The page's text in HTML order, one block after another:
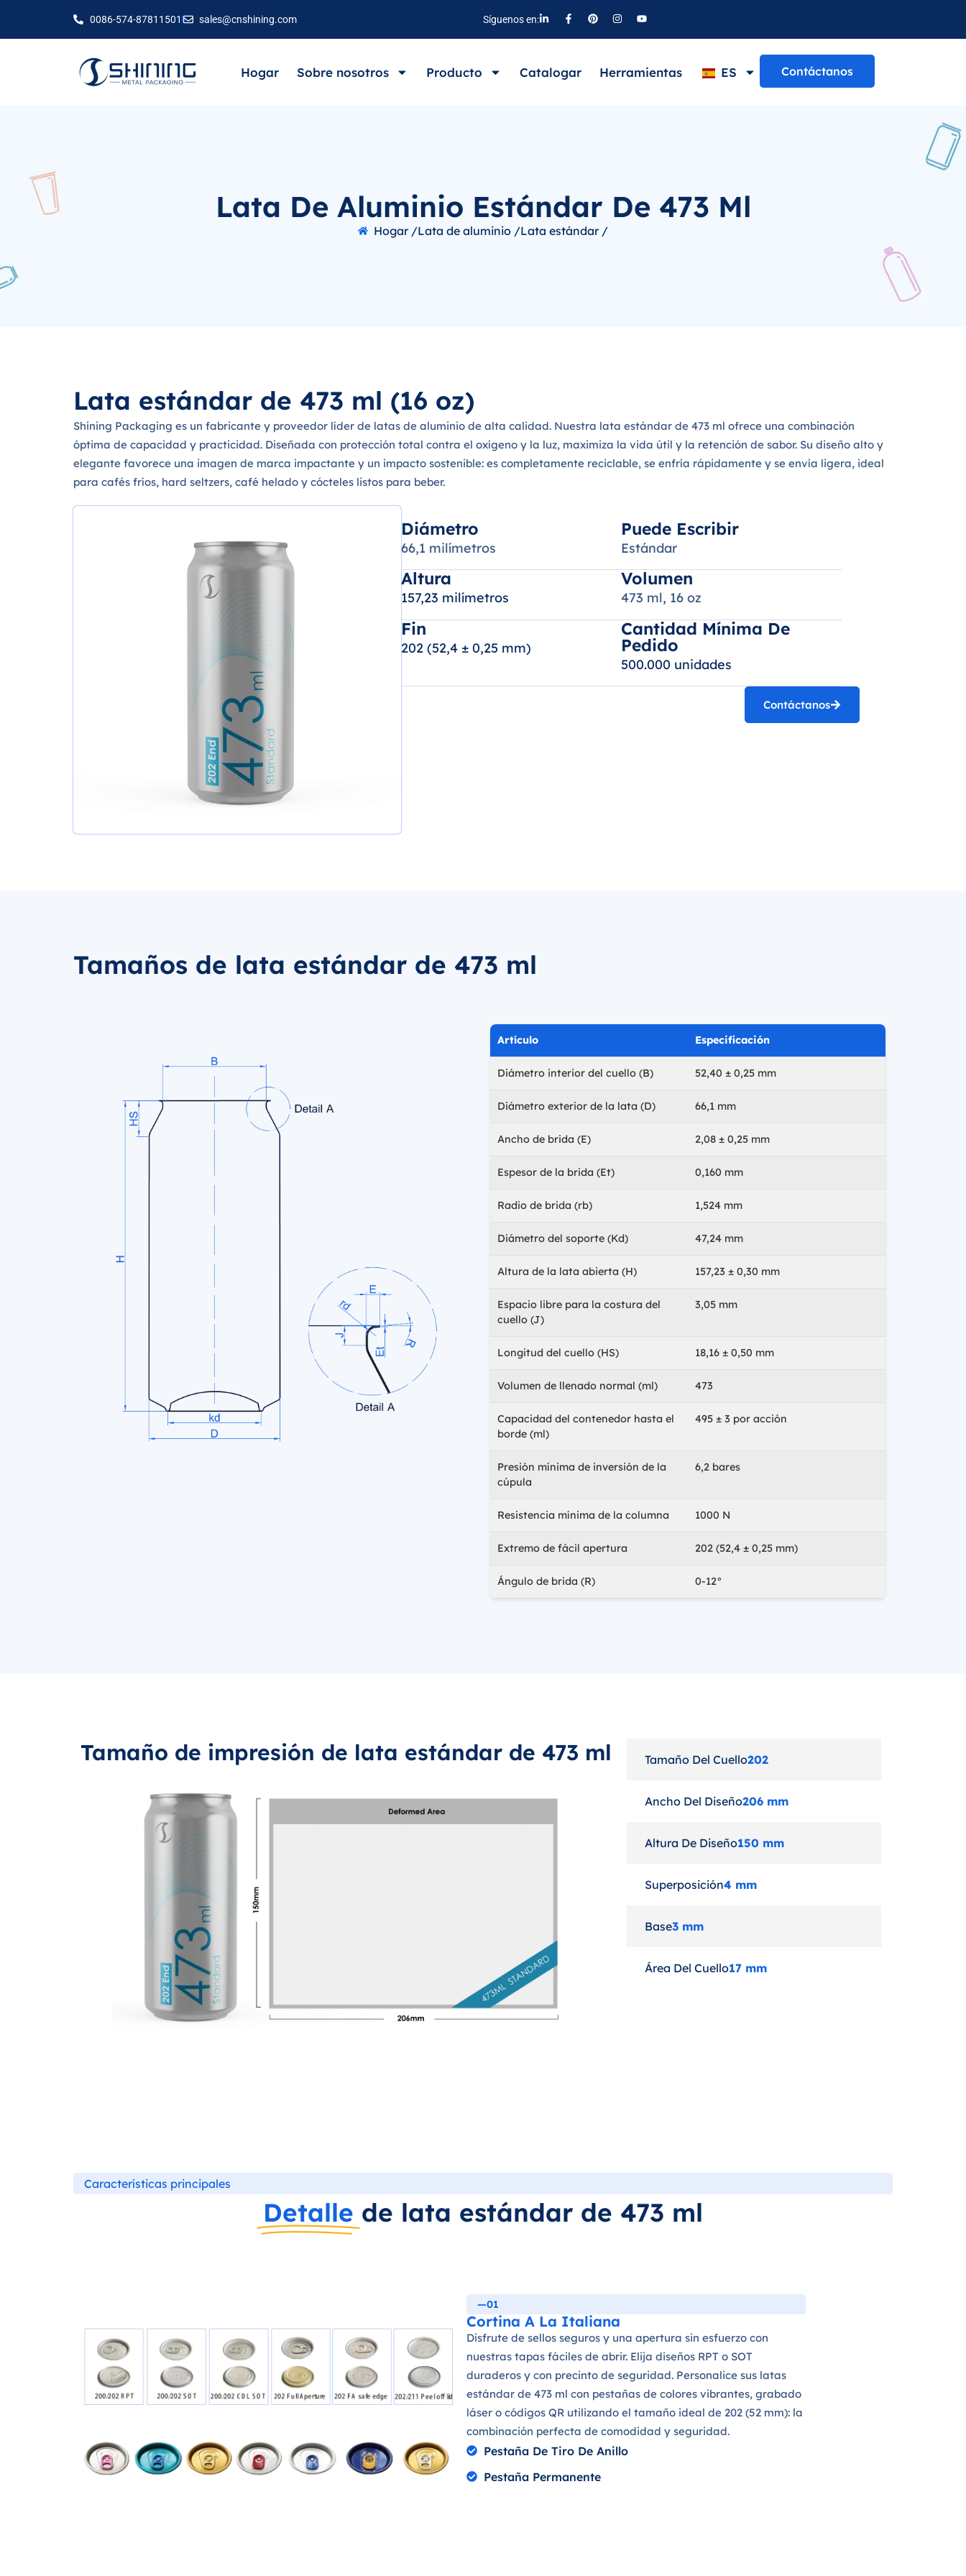
0086-574-87811501 sales@cnshining.com Síguenos en:
Hogar Sobre nosotros Producto Catalogar Herramientas ES Contáctanos
Lata De Aluminio Estándar De 473 Ml
Hogar /Lata de aluminio /Lata estándar /
Lata estándar de 473 ml (16 oz)
Shining Packaging es un fabricante y proveedor líder de latas de aluminio de alta calidad. Nuestra lata estándar de 473 ml ofrece una combinación
óptima de capacidad y practicidad. Diseñada con protección total contra el oxígeno y la luz, maximiza la vida útil y la retención de sabor. Su diseño alto y
elegante favorece una imagen de marca impactante y un impacto sostenible: es completamente reciclable, se enfría rápidamente y se envía ligera, ideal
para cafés fríos, hard seltzers, café helado y cócteles listos para beber.
Diámetro
66,1 milímetros
Puede Escribir
Estándar
Altura
157,23 milímetros
Volumen
473 ml, 16 oz
Fin
202 (52,4 ± 0,25 mm)
Cantidad Mínima De
Pedido
500.000 unidades
Contáctanos
Tamaños de lata estándar de 473 ml
Artículo Especificación
Diámetro interior del cuello (B) 52,40 ± 0,25 mm
Diámetro exterior de la lata (D) 66,1 mm
Ancho de brida (E) 2,08 ± 0,25 mm
Espesor de la brida (Et) 0,160 mm
Radio de brida (rb) 1,524 mm
Diámetro del soporte (Kd) 47,24 mm
Altura de la lata abierta (H) 157,23 ± 0,30 mm
Espacio libre para la costura del
cuello (J)
3,05 mm
Longitud del cuello (HS) 18,16 ± 0,50 mm
Volumen de llenado normal (ml) 473
Capacidad del contenedor hasta el
borde (ml)
495 ± 3 por acción
Presión mínima de inversión de la
cúpula
6,2 bares
Resistencia mínima de la columna 1000 N
Extremo de fácil apertura 202 (52,4 ± 0,25 mm)
Ángulo de brida (R) 0-12°
Tamaño de impresión de lata estándar de 473 ml Tamaño Del Cuello202
Ancho Del Diseño206 mm
Altura De Diseño150 mm
Superposición4 mm
Base3 mm
Área Del Cuello17 mm
Características principales
Detalle de lata estándar de 473 ml
—01
Cortina A La Italiana
Disfrute de sellos seguros y una apertura sin esfuerzo con
nuestras tapas fáciles de abrir. Elija diseños RPT o SOT
duraderos y con precinto de seguridad. Personalice sus latas
estándar de 473 ml con pestañas de colores vibrantes, grabado
láser o códigos QR utilizando el tamaño ideal de 202 (52 mm): la
combinación perfecta de comodidad y seguridad.
Pestaña De Tiro De Anillo
Pestaña Permanente